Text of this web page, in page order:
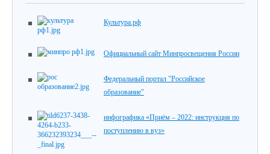
Культура.рф
Официальный сайт Минпросвещения России
Федеральный портал "Российское
образование"
инфографика «Приём – 2022: инструкция по
поступлению в вуз»